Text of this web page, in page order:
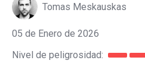
Tomas Meskauskas
05 de Enero de 2026
Nivel de peligrosidad: